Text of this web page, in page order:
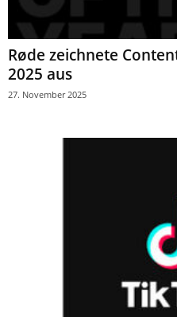
Røde zeichnete
2025 aus
27. November 2025